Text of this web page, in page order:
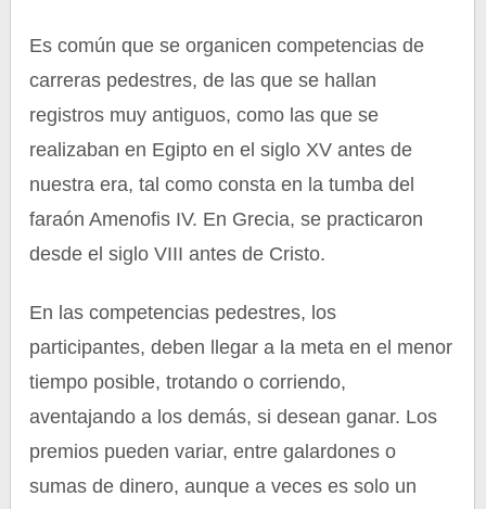
Es común que se organicen competencias de
carreras pedestres, de las que se hallan
registros muy antiguos, como las que se
realizaban en Egipto en el siglo XV antes de
nuestra era, tal como consta en la tumba del
faraón Amenofis IV. En Grecia, se practicaron
desde el siglo VIII antes de Cristo.
En las competencias pedestres, los
participantes, deben llegar a la meta en el menor
tiempo posible, trotando o corriendo,
aventajando a los demás, si desean ganar. Los
premios pueden variar, entre galardones o
sumas de dinero, aunque a veces es solo un